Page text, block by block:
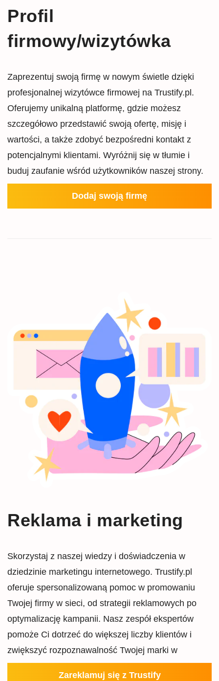
Profil
firmowy/wizytówka
Zaprezentuj swoją firmę w nowym świetle dzięki
profesjonalnej wizytówce firmowej na Trustify.pl.
Oferujemy unikalną platformę, gdzie możesz
szczegółowo przedstawić swoją ofertę, misję i
wartości, a także zdobyć bezpośredni kontakt z
potencjalnymi klientami. Wyróżnij się w tłumie i
buduj zaufanie wśród użytkowników naszej strony.
Dodaj swoją firmę
Reklama i marketing
Skorzystaj z naszej wiedzy i doświadczenia w
dziedzinie marketingu internetowego. Trustify.pl
oferuje spersonalizowaną pomoc w promowaniu
Twojej firmy w sieci, od strategii reklamowych po
optymalizację kampanii. Nasz zespół ekspertów
pomoże Ci dotrzeć do większej liczby klientów i
zwiększyć rozpoznawalność Twojej marki w
Zareklamuj się z Trustify